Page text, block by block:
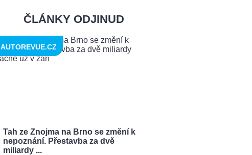
ČLÁNKY ODJINUD
Tah ze Znojma na Brno se změní k
nepoznání. Přestavba za dvě
miliardy ...
AUTOREVUE.CZ